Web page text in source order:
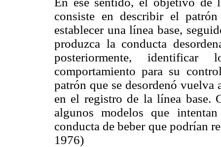
consiste en describir el
establecer una línea base,
produzca la conducta
posteriormente,
comportamiento para su
patrón que se desordenó vuelva
en el registro de la línea base.
algunos modelos que
conducta de beber que podrían
1976)